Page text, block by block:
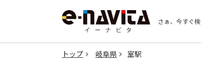
さぁ、今すぐ検
トップ 岐阜県 室駅